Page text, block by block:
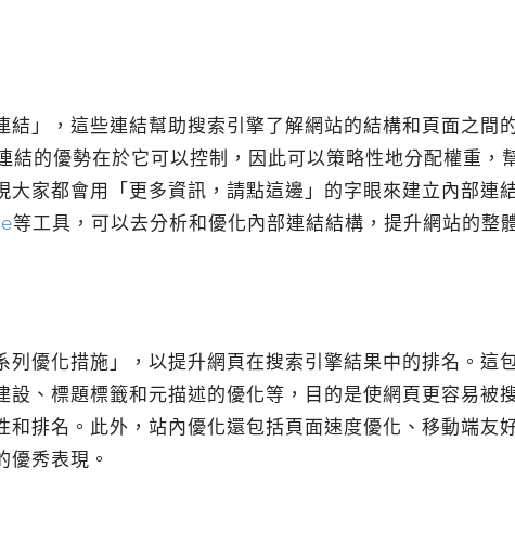
」，這些連結幫助搜索引擎了解網站的結構和頁面之間
結的優勢在於它可以控制，因此可以策略性地分配權重，
大家都會用「更多資訊，請點這邊」的字眼來建立內部連
等工具，可以去分析和優化內部連結結構，提升網站的整
優化措施」，以提升網頁在搜索引擎結果中的排名。這
、標題標籤和元描述的優化等，目的是使網頁更容易被
和排名。此外，站內優化還包括頁面速度優化、移動端友
優秀表現。